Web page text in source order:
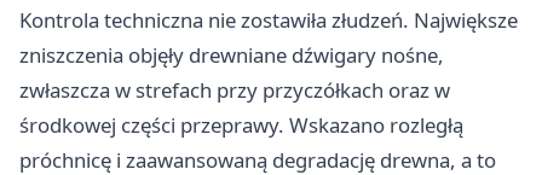
Kontrola techniczna nie zostawiła złudzeń. Największe
zniszczenia objęły drewniane dźwigary nośne,
zwłaszcza w strefach przy przyczółkach oraz w
środkowej części przeprawy. Wskazano rozległą
próchnicę i zaawansowaną degradację drewna, a to